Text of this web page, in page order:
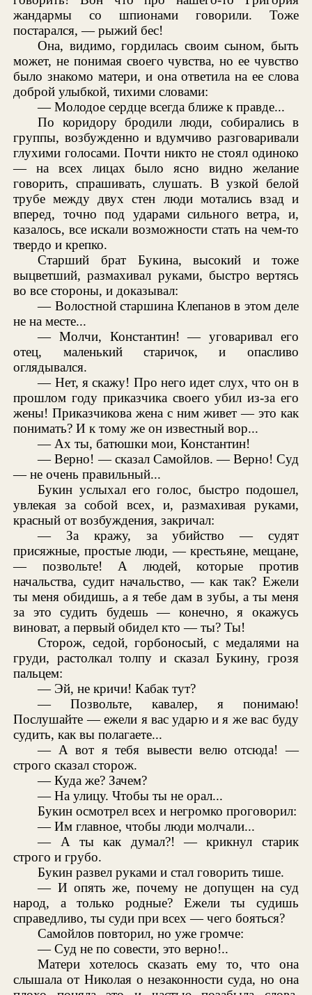
жандармы со шпионами говорили. Тоже
постарался, — рыжий бес!
Она, видимо, гордилась своим сыном, быть
может, не понимая своего чувства, но ее чувство
было знакомо матери, и она ответила на ее слова
доброй улыбкой, тихими словами:
— Молодое сердце всегда ближе к правде...
По коридору бродили люди, собирались в
группы, возбужденно и вдумчиво разговаривали
глухими голосами. Почти никто не стоял одиноко
— на всех лицах было ясно видно желание
говорить, спрашивать, слушать. В узкой белой
трубе между двух стен люди мотались взад и
вперед, точно под ударами сильного ветра, и,
казалось, все искали возможности стать на чем-то
твердо и крепко.
Старший брат Букина, высокий и тоже
выцветший, размахивал руками, быстро вертясь
во все стороны, и доказывал:
— Волостной старшина Клепанов в этом деле
не на месте...
— Молчи, Константин! — уговаривал его
отец, маленький старичок, и опасливо
оглядывался.
— Нет, я скажу! Про него идет слух, что он в
прошлом году приказчика своего убил из-за его
жены! Приказчикова жена с ним живет — это как
понимать? И к тому же он известный вор...
— Ах ты, батюшки мои, Константин!
— Верно! — сказал Самойлов. — Верно! Суд
— не очень правильный...
Букин услыхал его голос, быстро подошел,
увлекая за собой всех, и, размахивая руками,
красный от возбуждения, закричал:
— За кражу, за убийство — судят
присяжные, простые люди, — крестьяне, мещане,
— позвольте! А людей, которые против
начальства, судит начальство, — как так? Ежели
ты меня обидишь, а я тебе дам в зубы, а ты меня
за это судить будешь — конечно, я окажусь
виноват, а первый обидел кто — ты? Ты!
Сторож, седой, горбоносый, с медалями на
груди, растолкал толпу и сказал Букину, грозя
пальцем:
— Эй, не кричи! Кабак тут?
— Позвольте, кавалер, я понимаю!
Послушайте — ежели я вас ударю и я же вас буду
судить, как вы полагаете...
— А вот я тебя вывести велю отсюда! —
строго сказал сторож.
— Куда же? Зачем?
— На улицу. Чтобы ты не орал...
Букин осмотрел всех и негромко проговорил:
— Им главное, чтобы люди молчали...
— А ты как думал?! — крикнул старик
строго и грубо.
Букин развел руками и стал говорить тише.
— И опять же, почему не допущен на суд
народ, а только родные? Ежели ты судишь
справедливо, ты суди при всех — чего бояться?
Самойлов повторил, но уже громче:
— Суд не по совести, это верно!..
Матери хотелось сказать ему то, что она
слышала от Николая о незаконности суда, но она